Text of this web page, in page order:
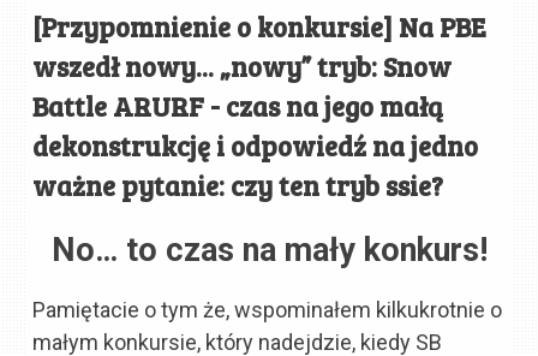
[Przypomnienie o konkursie] Na PBE
wszedł nowy... „nowy” tryb: Snow
Battle ARURF - czas na jego małą
dekonstrukcję i odpowiedź na jedno
ważne pytanie: czy ten tryb ssie?
No… to czas na mały konkurs!
Pamiętacie o tym że, wspominałem kilkukrotnie o
małym konkursie, który nadejdzie, kiedy SB